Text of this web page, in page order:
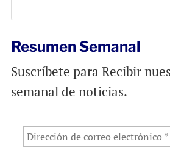
k
p
Resumen Semanal
Suscríbete para Recibir
semanal de noticias.